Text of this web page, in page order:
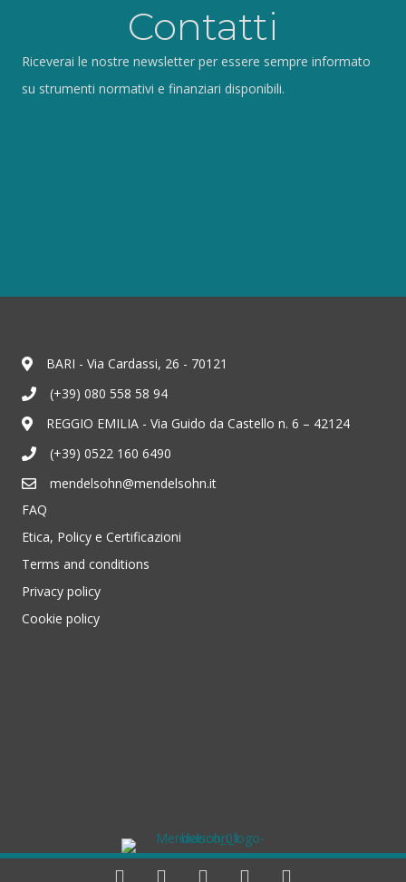
Contatti
Riceverai le nostre newsletter per essere sempre informato
su strumenti normativi e finanziari disponibili.
BARI - Via Cardassi, 26 - 70121
(+39) 080 558 58 94
REGGIO EMILIA - Via Guido da Castello n. 6 – 42124
(+39) 0522 160 6490
mendelsohn@mendelsohn.it
FAQ
Etica, Policy e Certificazioni
Terms and conditions
Privacy policy
Cookie policy